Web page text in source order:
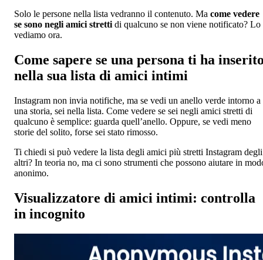
Solo le persone nella lista vedranno il contenuto. Ma come vedere
se sono negli amici strettidi qualcuno se non viene notificato? Lo
vediamo ora.
Come sapere se una persona ti ha
nella sua lista di amici intimi
Instagram non invia notifiche, ma se vedi un anello verde intorno a
una storia, sei nella lista. Come vedere se sei negli amici stretti di
qualcuno è semplice: guarda quell’anello. Oppure, se vedi meno
storie del solito, forse sei stato rimosso.
Ti chiedi si può vedere la lista degli amici più stretti Instagram degli
altri? In teoria no, ma ci sono strumenti che possono aiutare in
anonimo.
Visualizzatore di amici intimi: controlla
in incognito